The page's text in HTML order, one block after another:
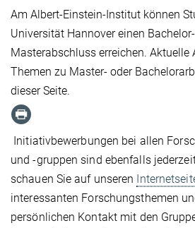
Am Albert-Einstein-Institut können
Universität Hannover einen
Masterabschluss erreichen. Aktuelle
Themen zu Master- oder
dieser Seite.
Initiativbewerbungen bei allen
und -gruppen sind ebenfalls
schauen Sie auf unseren
interessanten Forschungsthemen
persönlichen Kontakt mit den